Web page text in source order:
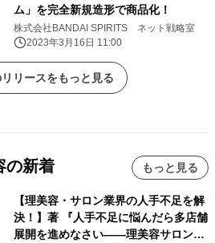
ム」を完全新規造形で商品化！
株式会社BANDAI SPIRITS ネット戦略室
2023年3月16日 11:00
リースをもっと見る
の新着 もっと見る
【理美容・サロン業界の人手不足を解
決！】著 『人手不足に悩んだら多店舗
展開を進めなさい――理美容サロン